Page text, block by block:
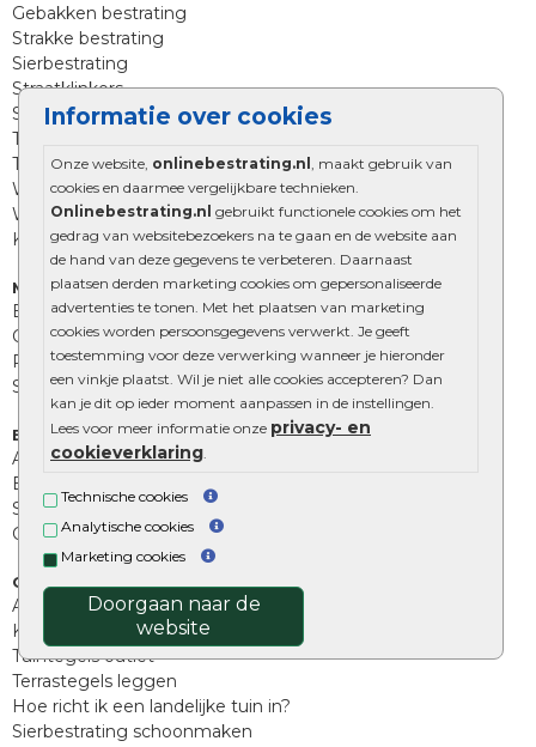
Informatie over cookies
Onze website, onlinebestrating.nl , maakt gebruik van
cookies en daarmee vergelijkbare technieken.
Onlinebestrating.nl gebruikt functionele cookies om het
gedrag van websitebezoekers na te gaan en de website aan
de hand van deze gegevens te verbeteren. Daarnaast
plaatsen derden marketing cookies om gepersonaliseerde
advertenties te tonen. Met het plaatsen van marketing
cookies worden persoonsgegevens verwerkt. Je geeft
toestemming voor deze verwerking wanneer je hieronder
een vinkje plaatst. Wil je niet alle cookies accepteren? Dan
kan je dit op ieder moment aanpassen in de instellingen.
Lees voor meer informatie onze privacy- en
cookieverklaring
Technische cookies
Analytische cookies
Marketing cookies
Doorgaan naar de
website
Gebakken bestrating
Strakke bestrating
Sierbestrating
Straatklinkers
Straatstenen
Trommelstenen
Tuinstenen
Waalformaat
Wildverband bestrating
Kingstones
Muurelementen
Betonbielzen
Opsluitbanden
Palissades
Stapelblokken
Extra benodigdheden
Afwatering en diversen
Beplantings en betonelementen
Split, grind en zand
Oprit tegels
Overig
Aanbiedingen
Kunstgras
Tuintegels outlet
Terrastegels leggen
Hoe richt ik een landelijke tuin in?
Sierbestrating schoonmaken